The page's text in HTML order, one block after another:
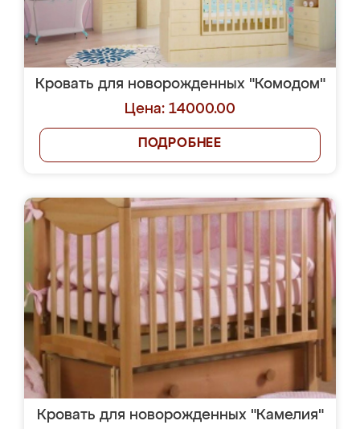
Кровать для новорожденных "Комодом"
Цена: 14000.00
ПОДРОБНЕЕ
Кровать для новорожденных "Камелия"